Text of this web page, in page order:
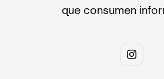
que consumen